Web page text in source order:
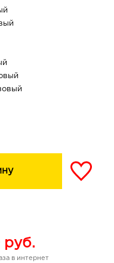
руб.
в интернет